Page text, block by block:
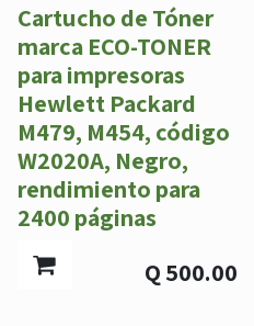
Cartucho de Tóner
marca ECO-TONER
para impresoras
Hewlett Packard
M479, M454, código
W2020A, Negro,
rendimiento para
2400 páginas
Q 500.00